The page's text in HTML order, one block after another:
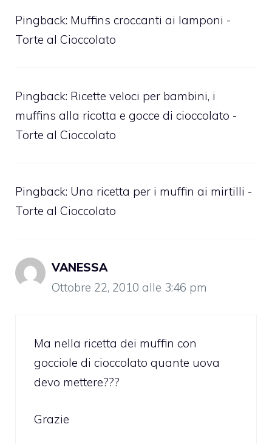
Pingback: Muffins croccanti ai lamponi -
Torte al Cioccolato
Pingback: Ricette veloci per bambini, i
muffins alla ricotta e gocce di cioccolato -
Torte al Cioccolato
Pingback: Una ricetta per i muffin ai mirtilli -
Torte al Cioccolato
VANESSA
Ottobre 22, 2010 alle 3:46 pm
Ma nella ricetta dei muffin con
gocciole di cioccolato quante uova
devo mettere???
Grazie